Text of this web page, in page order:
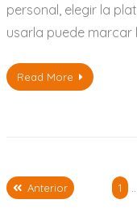
personal, elegir la
usarla puede marcar
Read More
Paginación
Anterior 1